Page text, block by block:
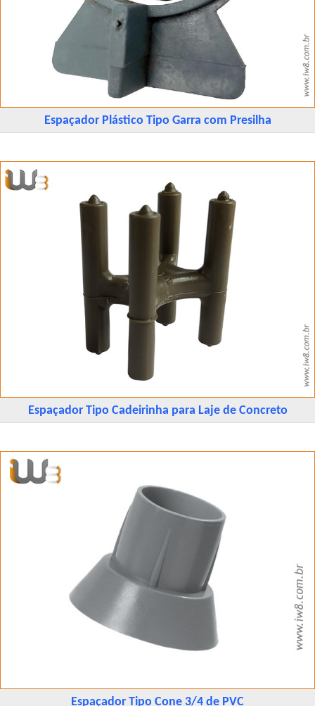
Espaçador Plástico Tipo Garra com Presilha
Espaçador Tipo Cadeirinha para Laje de Concreto
Espaçador Tipo Cone 3/4 de PVC